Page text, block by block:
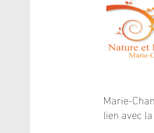
Marie-
lien avec